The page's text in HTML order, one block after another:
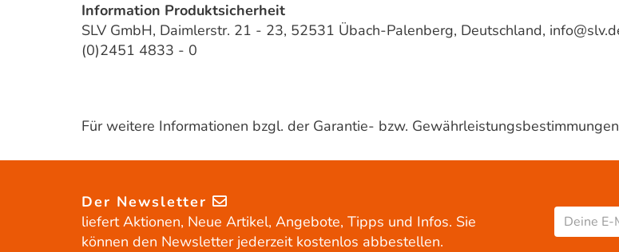
Information Produktsicherheit
SLV GmbH, Daimlerstr. 21 - 23, 52531 Übach-Palenberg, Deutschland,
(0)2451 4833 - 0
Für weitere Informationen bzgl. der Garantie- bzw.
Der Newsletter
liefert Aktionen, Neue Artikel, Angebote, Tipps und Infos. Sie
können den Newsletter jederzeit kostenlos abbestellen.